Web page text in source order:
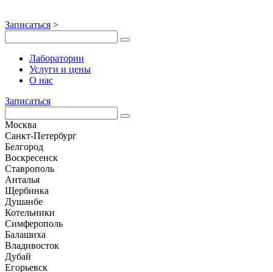
Записаться >
Лаборатории
Услуги и цены
О нас
Записаться
Москва
Санкт-Петербург
Белгород
Воскресенск
Ставрополь
Анталья
Щербинка
Душанбе
Котельники
Симферополь
Балашиха
Владивосток
Дубай
Егорьевск